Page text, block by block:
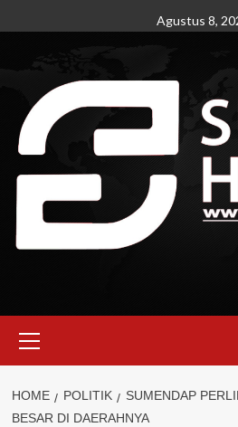
to
Agustus 8,
Menu
HOME POLITIK
SUMENDAP
BESAR DI DAERAHNYA